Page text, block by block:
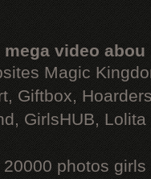
mega video abou
Magic
Giftbox,
GirlsHUB, Lolita
photos